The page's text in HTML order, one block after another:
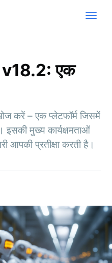
एक
करें – एक प्लेटफॉर्म जिसमें
इसकी मुख्य कार्यक्षमताओं
आपकी प्रतीक्षा करती है।